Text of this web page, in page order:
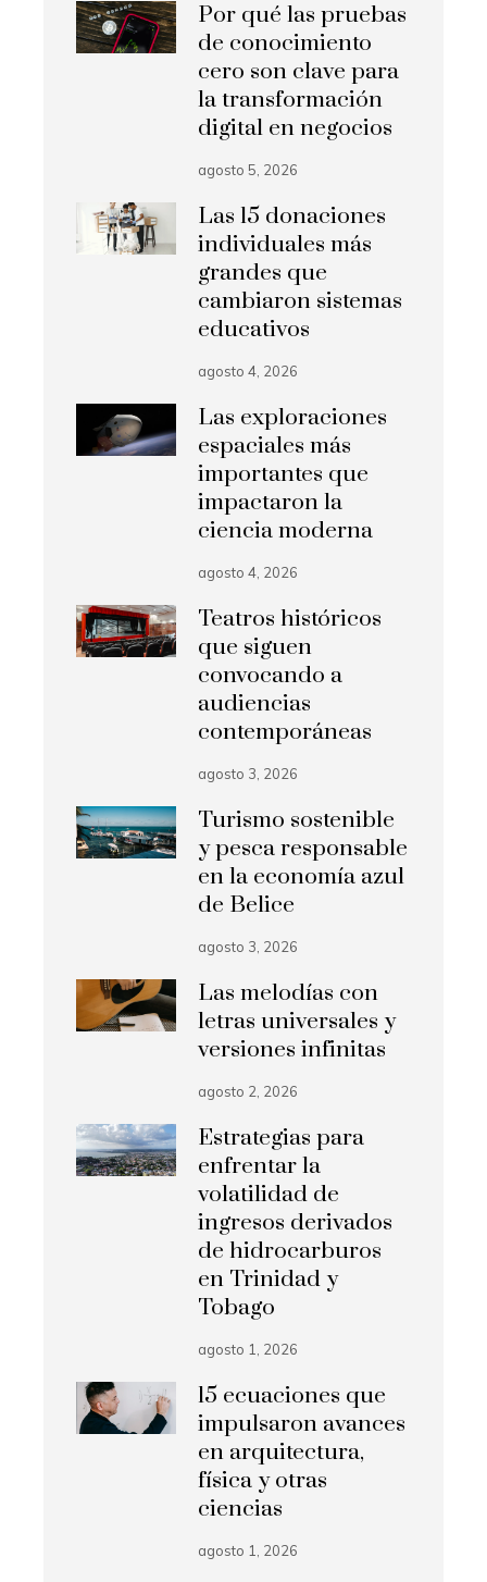
Por qué las pruebas
de conocimiento
cero son clave para
la transformación
digital en negocios
agosto 5, 2026
Las 15 donaciones
individuales más
grandes que
cambiaron sistemas
educativos
agosto 4, 2026
Las exploraciones
espaciales más
importantes que
impactaron la
ciencia moderna
agosto 4, 2026
Teatros históricos
que siguen
convocando a
audiencias
contemporáneas
agosto 3, 2026
Turismo sostenible
y pesca responsable
en la economía azul
de Belice
agosto 3, 2026
Las melodías con
letras universales y
versiones infinitas
agosto 2, 2026
Estrategias para
enfrentar la
volatilidad de
ingresos derivados
de hidrocarburos
en Trinidad y
Tobago
agosto 1, 2026
15 ecuaciones que
impulsaron avances
en arquitectura,
física y otras
ciencias
agosto 1, 2026